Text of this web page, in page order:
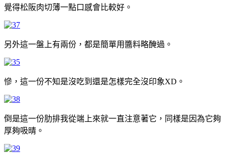
覺得松阪肉切薄一點口感會比較好。
另外這一盤上有兩份，都是簡單用醬料略醃過。
慘，這一份不知是沒吃到還是怎樣完全沒印象XD。
倒是這一份肋排我從端上來就一直注意著它，同樣是因為它夠
厚夠吸晴。